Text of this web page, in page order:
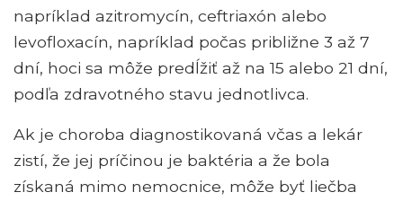
napríklad azitromycín, ceftriaxón alebo
levofloxacín, napríklad počas približne 3 až 7
dní, hoci sa môže predĺžiť až na 15 alebo 21 dní,
podľa zdravotného stavu jednotlivca.
Ak je choroba diagnostikovaná včas a lekár
zistí, že jej príčinou je baktéria a že bola
získaná mimo nemocnice, môže byť liečba